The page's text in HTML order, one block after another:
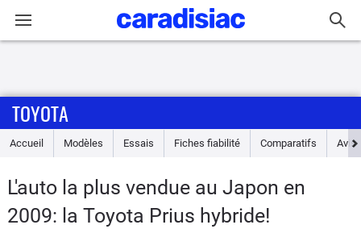
Accueil
Essais
TOYOTA
Accueil Modèles Essais Fiches fiabilité Comparatifs Avis
L'auto la plus vendue au Japon en
2009: la Toyota Prius hybride!